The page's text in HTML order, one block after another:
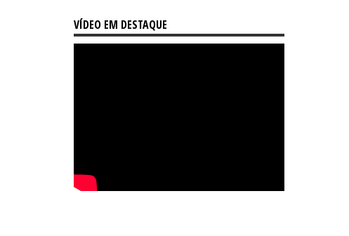
VÍDEO EM DESTAQUE